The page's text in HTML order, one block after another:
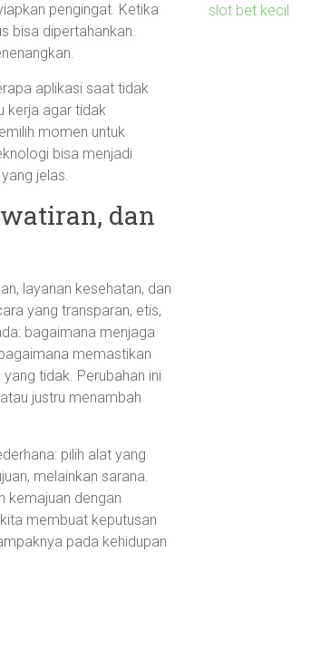
pengingat. Ketika
bisa dipertahankan.
aplikasi saat tidak
kerja agar tidak
momen untuk
bisa menjadi
jelas.
dan
layanan kesehatan, dan
yang transparan, etis,
bagaimana menjaga
memastikan
tidak. Perubahan ini
justru menambah
pilih alat yang
melainkan sarana.
kemajuan dengan
membuat keputusan
pada kehidupan
slot bet kecil